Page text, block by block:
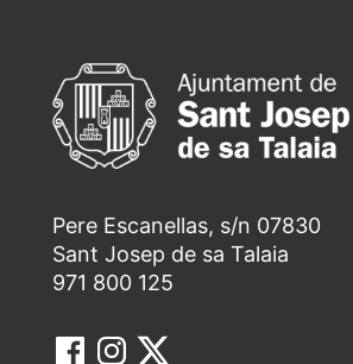
Pere Escanellas, s/n 07830
Sant Josep de sa Talaia
971 800 125